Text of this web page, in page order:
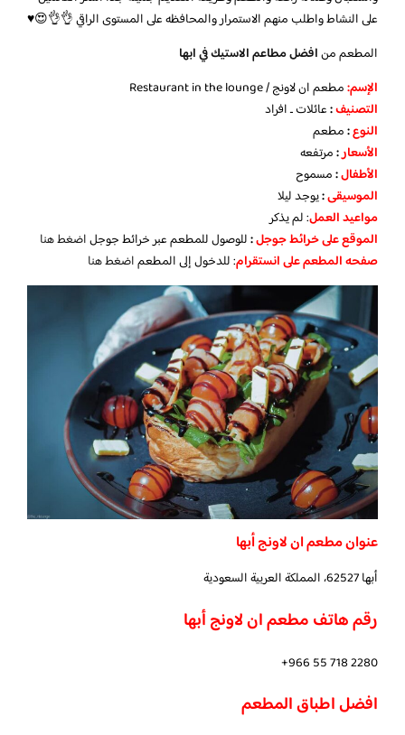
على النشاط واطلب منهم الاستمرار والمحافظه على المستوى الراقي 👌👌😍♥️
المطعم منافضل مطاعم الاستيك في ابها
الإسم:مطعم ان لاونج / Restaurant in the lounge
التصنيف:عائلات ـ افراد
النوع:مطعم
الأسعار:مرتفعه
الأطفال:مسموح
الموسيقى:يوجد ليلا
مواعيد العمل: لم يذكر
الموقع على خرائط جوجل:للوصول للمطعم عبر خرائط جوجلاضغط هنا
صفحه المطعم على انستقرام: للدخول إلى المطعماضغط هنا
عنوان مطعم ان لاونج أبها
أبها 62527، المملكة العربية السعودية
رقم هاتف مطعم ان لاونج أبها
+966 55 718 2280
افضل اطباق المطعم